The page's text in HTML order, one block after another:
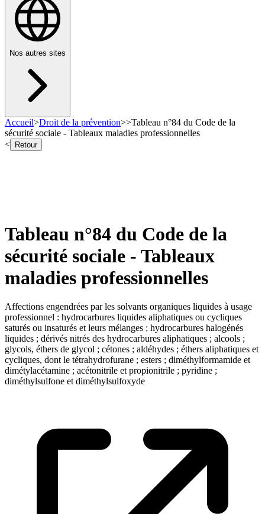
Nos autres sites
Accueil>Droit de la prévention>>Tableau n°84 du Code de la
sécurité sociale - Tableaux maladies professionnelles
<
Retour
Tableau n°84 du Code de la
sécurité sociale - Tableaux
maladies professionnelles
Affections engendrées par les solvants organiques liquides à usage
professionnel : hydrocarbures liquides aliphatiques ou cycliques
saturés ou insaturés et leurs mélanges ; hydrocarbures halogénés
liquides ; dérivés nitrés des hydrocarbures aliphatiques ; alcools ;
glycols, éthers de glycol ; cétones ; aldéhydes ; éthers aliphatiques et
cycliques, dont le tétrahydrofurane ; esters ; diméthylformamide et
dimétylacétamine ; acétonitrile et propionitrile ; pyridine ;
diméthylsulfone et diméthylsulfoxyde